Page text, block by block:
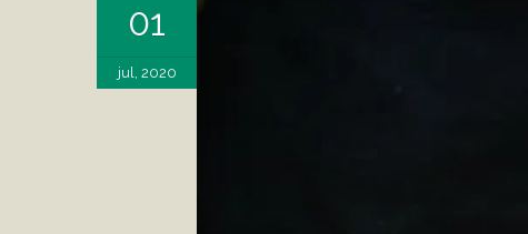
01
jul, 2020